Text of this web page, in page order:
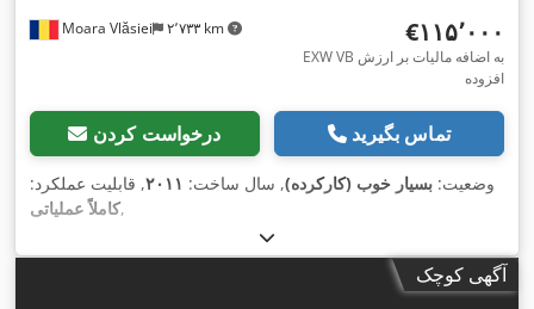
Moara Vlăsiei ۲٬۷۳۳ km ‎€۱۱۵٬۰۰۰
EXW VB به اضافه مالیات بر ارزش
افزوده
درخواست کردن تماس بگیرید
وضعیت: بسیار خوب (کارکرده), سال ساخت: ۲۰۱۱, قابلیت عملکرد:
کاملاً عملیاتی,
آگهی کوچک